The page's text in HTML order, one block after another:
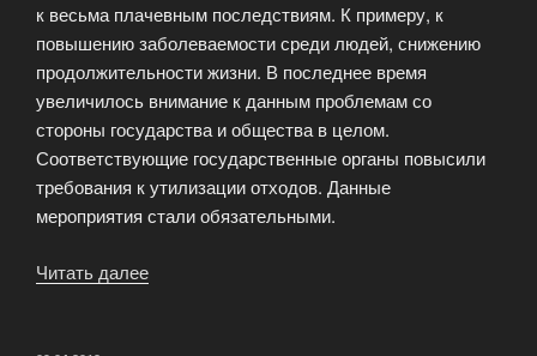
к весьма плачевным последствиям. К примеру, к
повышению заболеваемости среди людей, снижению
продолжительности жизни. В последнее время
увеличилось внимание к данным проблемам со
стороны государства и общества в целом.
Соответствующие государственные органы повысили
требования к утилизации отходов. Данные
мероприятия стали обязательными.
Читать далее